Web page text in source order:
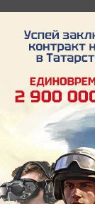
услышите
свои